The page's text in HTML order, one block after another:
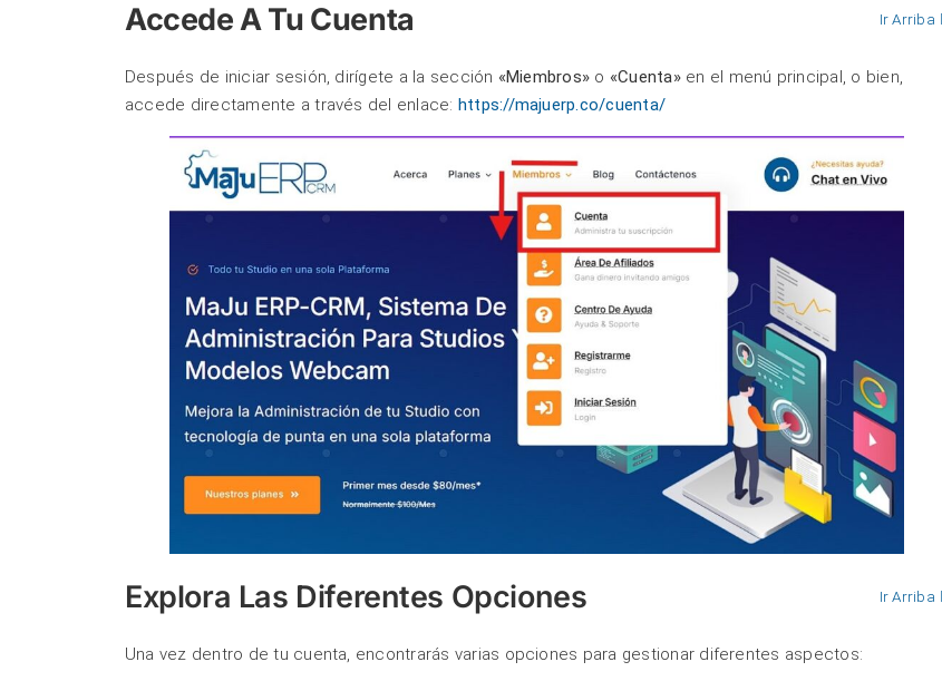
Accede A Tu Cuenta Ir Arriba
Después de iniciar sesión, dirígete a la sección «Miembros» o «Cuenta» en el menú principal, o bien,
accede directamente a través del enlace: https://majuerp.co/cuenta/
Explora Las Diferentes Opciones Ir Arriba
Una vez dentro de tu cuenta, encontrarás varias opciones para gestionar diferentes aspectos: